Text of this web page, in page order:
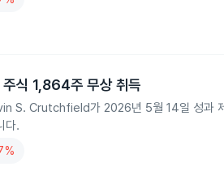
식 1,864주 무상 취득
S. Crutchfield가 2026년 5월 14일 성과 제
다.